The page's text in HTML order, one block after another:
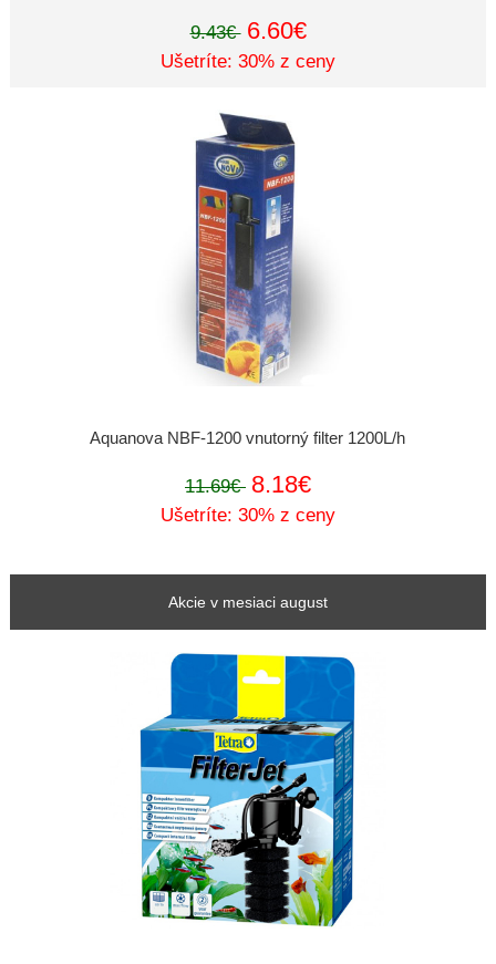
9.43€ 6.60€
Ušetríte: 30% z ceny
Aquanova NBF-1200 vnutorný filter 1200L/h
11.69€ 8.18€
Ušetríte: 30% z ceny
Akcie v mesiaci august